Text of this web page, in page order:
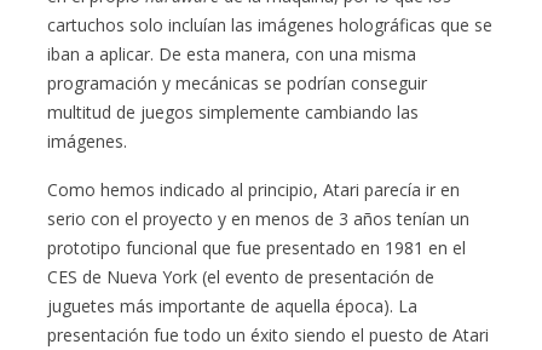
cartuchos solo incluían las imágenes holográficas que se
iban a aplicar. De esta manera, con una misma
programación y mecánicas se podrían conseguir
multitud de juegos simplemente cambiando las
imágenes.
Como hemos indicado al principio, Atari parecía ir en
serio con el proyecto y en menos de 3 años tenían un
prototipo funcional que fue presentado en 1981 en el
CES de Nueva York (el evento de presentación de
juguetes más importante de aquella época). La
presentación fue todo un éxito siendo el puesto de Atari